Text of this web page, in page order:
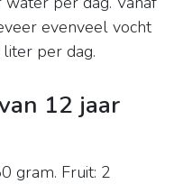
evenveel vocht
per dag.
12 jaar
gram. Fruit: 2